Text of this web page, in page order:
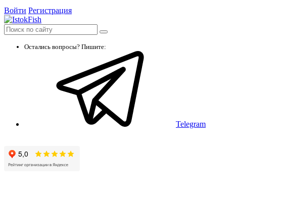
Войти Регистрация
Остались вопросы? Пишите:
Telegram